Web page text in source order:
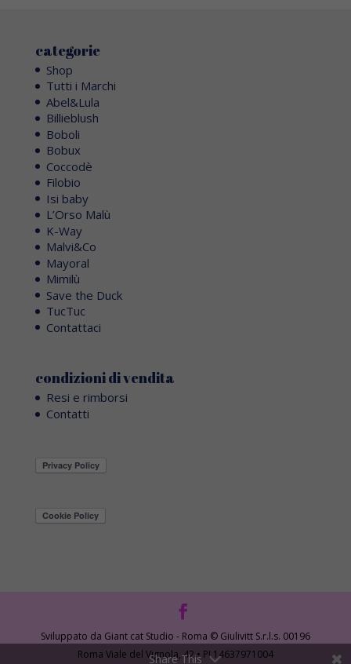
categorie
Shop
Tutti i Marchi
Abel&Lula
Billieblush
Boboli
Bobux
Coccodè
Filobio
Isi baby
L’Orso Malù
K-Way
Malvi&Co
Mayoral
Mimilù
Save the Duck
TucTuc
Contattaci
condizioni di vendita
Resi e rimborsi
Contatti
Sviluppato da Giant cat Studio - Roma © Giulivitt S.r.l.s. 00196
Roma Viale del Vignola, 42 • PI 14637971004
Share This